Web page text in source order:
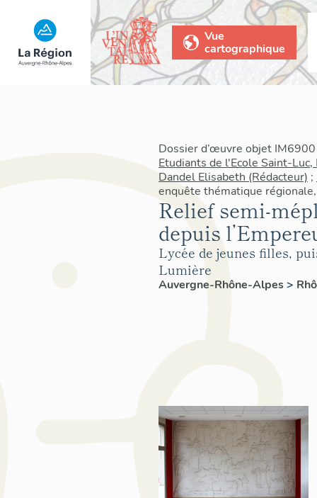
Vue
cartographique
Dossier d’œuvre objet
Etudiants de l'Ecole Saint-
Dandel Elisabeth (Rédacteur) ;
enquête thématique
Relief semi-
depuis
Lycée de jeunes filles,
Lumière
Auvergne-Rhône-Alpes>